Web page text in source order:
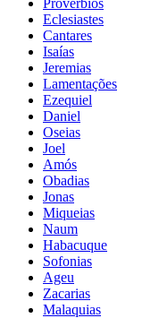
Eclesiastes
Cantares
Isaías
Jeremias
Lamentações
Ezequiel
Daniel
Oseias
Joel
Amós
Obadias
Jonas
Miqueias
Naum
Habacuque
Sofonias
Ageu
Zacarias
Malaquias